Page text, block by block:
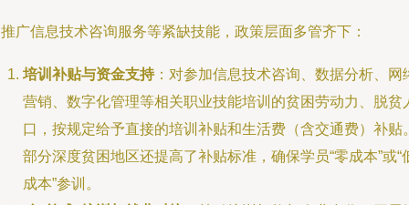
广信息技术咨询服务等紧缺技能，政策层面多管齐下：
培训补贴与资金支持：对参加信息技术咨询、数据分析、网
营销、数字化管理等相关职业技能培训的贫困劳动力、脱贫
口，按规定给予直接的培训补贴和生活费（含交通费）补贴
部分深度贫困地区还提高了补贴标准，确保学员“零成本”或“
成本”参训。